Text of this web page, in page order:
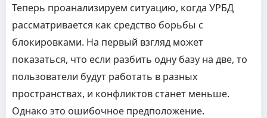
Теперь проанализируем ситуацию, когда УРБД
рассматривается как средство борьбы с
блокировками. На первый взгляд может
показаться, что если разбить одну базу на две, то
пользователи будут работать в разных
пространствах, и конфликтов станет меньше.
Однако это ошибочное предположение.